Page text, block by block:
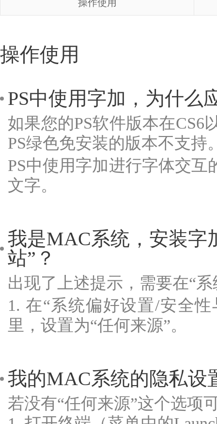
操作使用
操作使用
PS中使用字加，为什么
如果您的PS软件版本在CS6
PS绿色免安装的版本不支持
PS中使用字加进行字体交
文字。
我是MAC系统，安装字
站”？
出现了上述提示，需要在“
1. 在“系统偏好设置/安全
里，设置为“任何来源”。
我的MAC系统的隐私设
若没有“任何来源”这个选项